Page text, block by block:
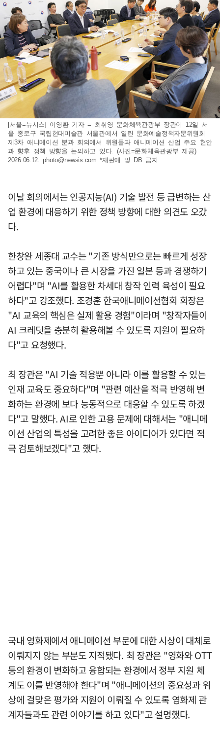
[서울=뉴시스] 이영환 기자 = 최휘영 문화체육관광부 장관이 12일 서
울 종로구 국립현대미술관 서울관에서 열린 문화예술정책자문위원회
제3차 애니메이션 분과 회의에서 위원들과 애니메이션 산업 주요 현안
과 향후 정책 방향을 논의하고 있다. (사진=문화체육관광부 제공)
2026.06.12.photo@newsis.com *재판매 및 DB 금지
이날 회의에서는 인공지능(AI) 기술 발전 등 급변하는 산
업 환경에 대응하기 위한 정책 방향에 대한 의견도 오갔
다.
한창완 세종대 교수는 "기존 방식만으로는 빠르게 성장
하고 있는 중국이나 큰 시장을 가진 일본 등과 경쟁하기
어렵다"며 "AI를 활용한 차세대 창작 인력 육성이 필요
하다"고 강조했다. 조경훈 한국애니메이션협회 회장은
"AI 교육의 핵심은 실제 활용 경험"이라며 "창작자들이
AI 크레딧을 충분히 활용해볼 수 있도록 지원이 필요하
다"고 요청했다.
최 장관은 "AI 기술 적용뿐 아니라 이를 활용할 수 있는
인재 교육도 중요하다"며 "관련 예산을 적극 반영해 변
화하는 환경에 보다 능동적으로 대응할 수 있도록 하겠
다"고 말했다. AI로 인한 고용 문제에 대해서는 "애니메
이션 산업의 특성을 고려한 좋은 아이디어가 있다면 적
극 검토해보겠다"고 했다.
국내 영화제에서 애니메이션 부문에 대한 시상이 대체로
이뤄지지 않는 부분도 지적됐다. 최 장관은 "영화와 OTT
등의 환경이 변화하고 융합되는 환경에서 정부 지원 체
계도 이를 반영해야 한다"며 "애니메이션의 중요성과 위
상에 걸맞은 평가와 지원이 이뤄질 수 있도록 영화제 관
계자들과도 관련 이야기를 하고 있다"고 설명했다.